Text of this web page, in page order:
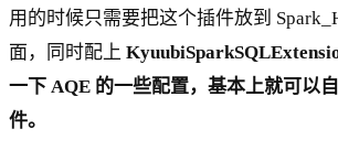
用的时候只需要把这个插件放到
面，同时配上
一下 AQE 的一些配置，基本上就可以
件。